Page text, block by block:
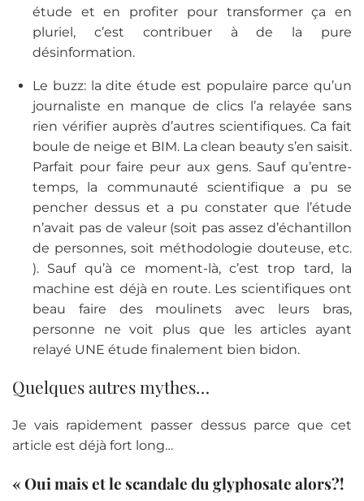
étude et en profiter pour transformer ça en
pluriel, c’est contribuer à de la pure
désinformation.
Le buzz: la dite étude est populaire parce qu’un
journaliste en manque de clics l’a relayée sans
rien vérifier auprès d’autres scientifiques. Ca fait
boule de neige et BIM. La clean beauty s’en saisit.
Parfait pour faire peur aux gens. Sauf qu’entre-
temps, la communauté scientifique a pu se
pencher dessus et a pu constater que l’étude
n’avait pas de valeur (soit pas assez d’échantillon
de personnes, soit méthodologie douteuse, etc.
). Sauf qu’à ce moment-là, c’est trop tard, la
machine est déjà en route. Les scientifiques ont
beau faire des moulinets avec leurs bras,
personne ne voit plus que les articles ayant
relayé UNE étude finalement bien bidon.
Quelques autres mythes…
Je vais rapidement passer dessus parce que cet
article est déjà fort long…
« Oui mais et le scandale du glyphosate alors?!